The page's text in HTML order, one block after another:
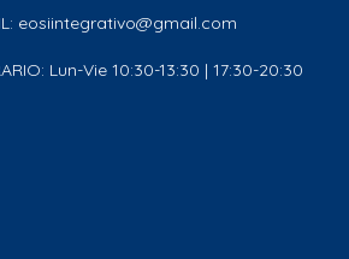
eosiintegrativo@gmail.com
Lun-Vie 10:30-13:30 | 17:30-20:30